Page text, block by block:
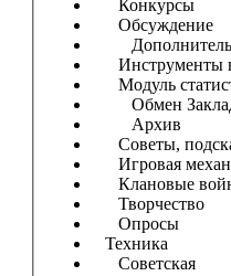
Конкурсы
Обсуждение
Инструменты
Модуль
Обмен
Архив
Советы,
Игровая
Клановые
Творчество
Опросы
Техника
Советская